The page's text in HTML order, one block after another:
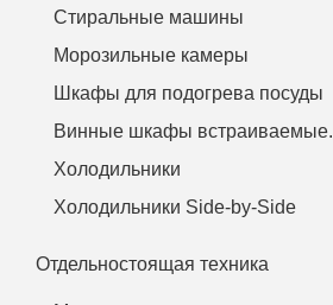
Стиральные машины
Морозильные камеры
Шкафы для подогрева посуды
Винные шкафы встраиваемые.
Холодильники
Холодильники Side-by-Side
Отдельностоящая техника